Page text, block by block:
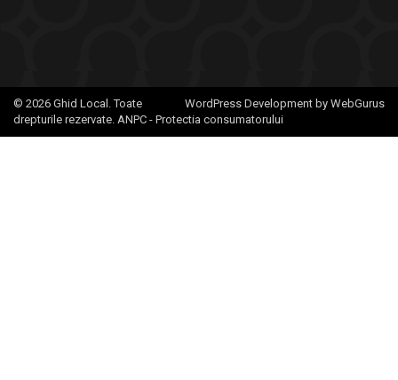
WordPress Development by WebGurus
© 2026 Ghid Local. Toate
drepturile rezervate. ANPC - Protectia consumatorului